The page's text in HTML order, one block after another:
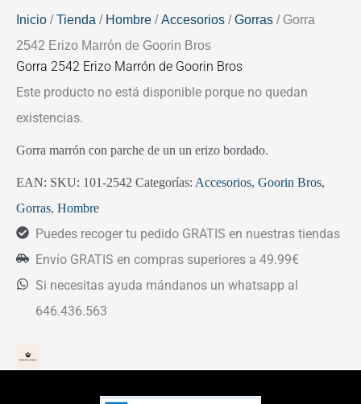
Inicio /Tienda / Hombre /Accesorios /Gorras / Gorra
2542 Erizo Marrón de Goorin Bros
Gorra 2542 Erizo Marrón de Goorin Bros
Este producto no está disponible porque no quedan
existencias.
Gorra marrón con parche de un un erizo bordado.
EAN: SKU: 101-2542 Categorías: Accesorios, Goorin Bros,
Gorras, Hombre
Puedes recoger tu pedido GRATIS en nuestras tiendas
Envío GRATIS en compras superiores a 49.99€
Si necesitas ayuda mándanos un whatsapp al
646.436.563